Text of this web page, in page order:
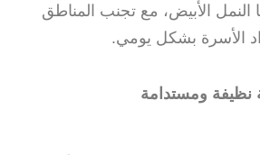
النمل الأبيض، مع تجنب المناطق
الأسرة بشكل يومي.